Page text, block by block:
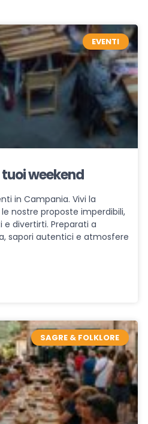
EVENTI
weekend
in Campania. Vivi la
nostre proposte imperdibili,
divertirti. Preparati a
sapori autentici e atmosfere
SAGRE & FOLKLORE